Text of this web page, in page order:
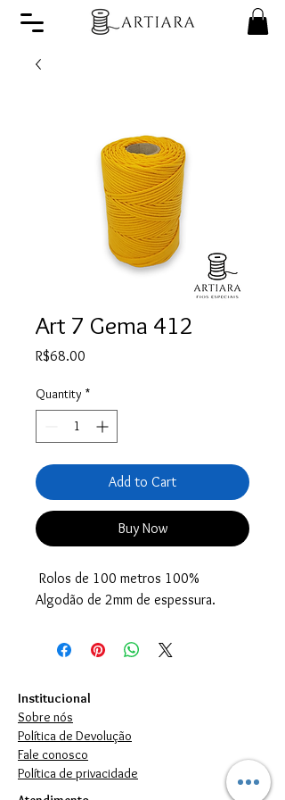
Art 7 Gema 412
R$68.00
Quantity *
Add to Cart
Buy Now
Rolos de 100 metros 100%
Algodão de 2mm de espessura.
Institucional
Sobre nós
Política de Devolução
Fale conosco
Política de privacidade